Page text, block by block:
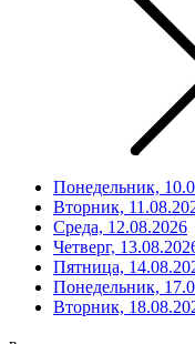
Понедельник,
Вторник,
Среда, 12.08.2026
Четверг,
Пятница,
Понедельник,
Вторник,